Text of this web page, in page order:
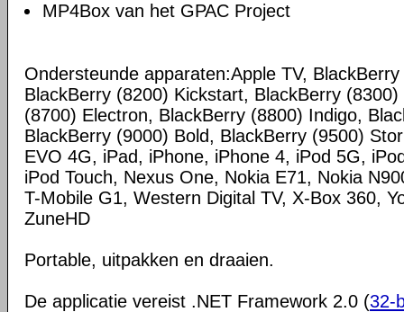
MP4Box van het GPAC Project
Ondersteunde apparaten:Apple TV,
BlackBerry (8200) Kickstart, BlackBerry
(8700) Electron, BlackBerry (8800) Indigo,
BlackBerry (9000) Bold, BlackBerry (9500)
EVO 4G, iPad, iPhone, iPhone 4, iPod 5G,
iPod Touch, Nexus One, Nokia E71, Nokia
T-Mobile G1, Western Digital TV, X-Box 360,
ZuneHD
Portable, uitpakken en draaien.
De applicatie vereist .NET Framework 2.0 (32-